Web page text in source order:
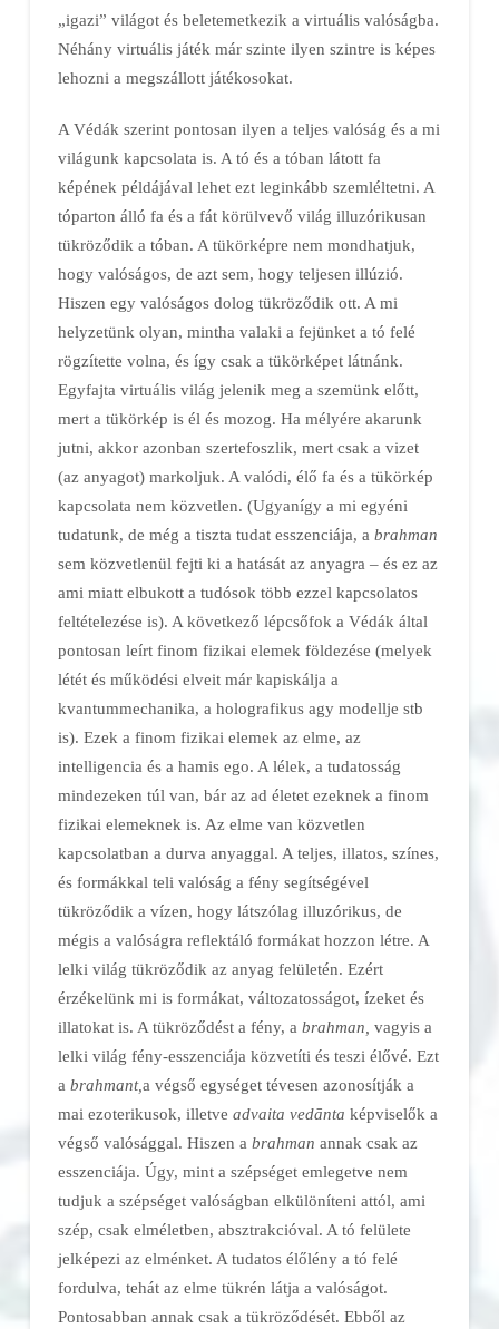
„igazi” világot és beletemetkezik a virtuális valóságba.
Néhány virtuális játék már szinte ilyen szintre is képes
lehozni a megszállott játékosokat.
A Védák szerint pontosan ilyen a teljes valóság és a mi
világunk kapcsolata is. A tó és a tóban látott fa
képének példájával lehet ezt leginkább szemléltetni. A
tóparton álló fa és a fát körülvevő világ illuzórikusan
tükröződik a tóban. A tükörképre nem mondhatjuk,
hogy valóságos, de azt sem, hogy teljesen illúzió.
Hiszen egy valóságos dolog tükröződik ott. A mi
helyzetünk olyan, mintha valaki a fejünket a tó felé
rögzítette volna, és így csak a tükörképet látnánk.
Egyfajta virtuális világ jelenik meg a szemünk előtt,
mert a tükörkép is él és mozog. Ha mélyére akarunk
jutni, akkor azonban szertefoszlik, mert csak a vizet
(az anyagot) markoljuk. A valódi, élő fa és a tükörkép
kapcsolata nem közvetlen. (Ugyanígy a mi egyéni
tudatunk, de még a tiszta tudat esszenciája, a brahman
sem közvetlenül fejti ki a hatását az anyagra – és ez az
ami miatt elbukott a tudósok több ezzel kapcsolatos
feltételezése is). A következő lépcsőfok a Védák által
pontosan leírt finom fizikai elemek földezése (melyek
létét és működési elveit már kapiskálja a
kvantummechanika, a holografikus agy modellje stb
is). Ezek a finom fizikai elemek az elme, az
intelligencia és a hamis ego. A lélek, a tudatosság
mindezeken túl van, bár az ad életet ezeknek a finom
fizikai elemeknek is. Az elme van közvetlen
kapcsolatban a durva anyaggal. A teljes, illatos, színes,
és formákkal teli valóság a fény segítségével
tükröződik a vízen, hogy látszólag illuzórikus, de
mégis a valóságra reflektáló formákat hozzon létre. A
lelki világ tükröződik az anyag felületén. Ezért
érzékelünk mi is formákat, változatosságot, ízeket és
illatokat is. A tükröződést a fény, a brahman, vagyis a
lelki világ fény-esszenciája közvetíti és teszi élővé. Ezt
a brahmant,a végső egységet tévesen azonosítják a
mai ezoterikusok, illetve advaita vedānta képviselők a
végső valósággal. Hiszen a brahman annak csak az
esszenciája. Úgy, mint a szépséget emlegetve nem
tudjuk a szépséget valóságban elkülöníteni attól, ami
szép, csak elméletben, absztrakcióval. A tó felülete
jelképezi az elménket. A tudatos élőlény a tó felé
fordulva, tehát az elme tükrén látja a valóságot.
Pontosabban annak csak a tükröződését. Ebből az